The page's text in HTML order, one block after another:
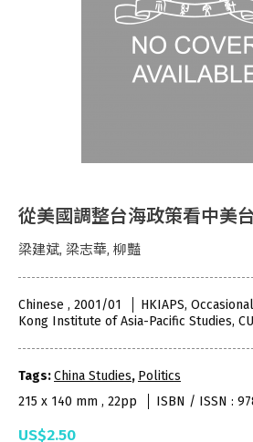
從美國調整台海政策看中美
梁建斌, 梁志華, 柳豔
Chinese , 2001/01 HKIAPS,
Kong Institute of Asia-Pacific Studies,
Tags:China Studies, Politics
215 x 140 mm , 22pp
ISBN / ISSN :
US$2.50